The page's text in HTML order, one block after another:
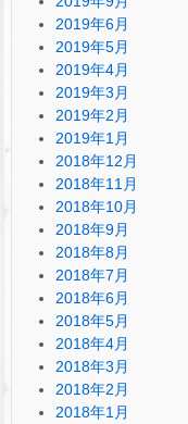
2019年6月
2019年5月
2019年4月
2019年3月
2019年2月
2019年1月
2018年12月
2018年11月
2018年10月
2018年9月
2018年8月
2018年7月
2018年6月
2018年5月
2018年4月
2018年3月
2018年2月
2018年1月